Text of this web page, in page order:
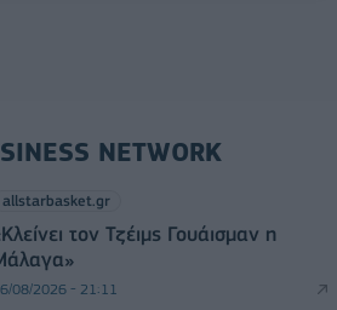
NETWORK
allstarbasket.gr
τον Τζέιμς Γουάισμαν η
08/2026 - 21:11